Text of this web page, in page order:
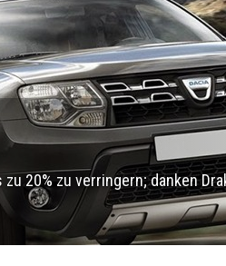
20% zu verringern; danken